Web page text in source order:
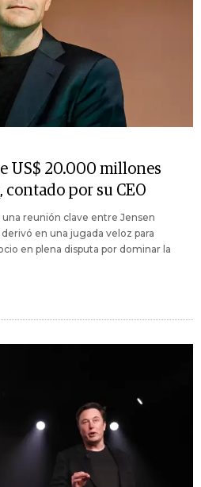
US$ 20.000 millones
por su CEO
reunión clave entre Jensen
en una jugada veloz para
en plena disputa por dominar la